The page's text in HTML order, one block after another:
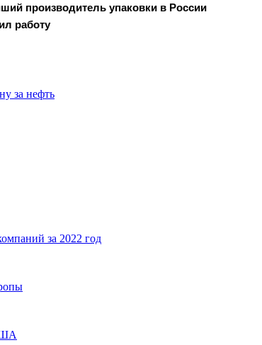
производитель упаковки в России
работу
за нефть
за 2022 год